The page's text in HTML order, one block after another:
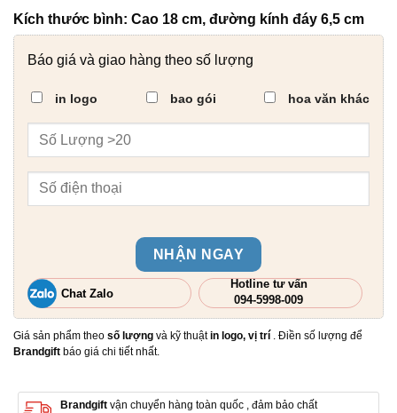
Kích thước bình: Cao 18 cm, đường kính đáy 6,5 cm
Báo giá và giao hàng theo số lượng
in logo bao gói hoa văn khác
NHẬN NGAY
Chat Zalo
Hotline tư vấn
094-5998-009
Giá sản phẩm theo số lượng và kỹ thuậtin logo, vị trí . Điền số lượng để
Brandgift báo giá chi tiết nhất.
Brandgift vận chuyển hàng toàn quốc , đảm bảo chất